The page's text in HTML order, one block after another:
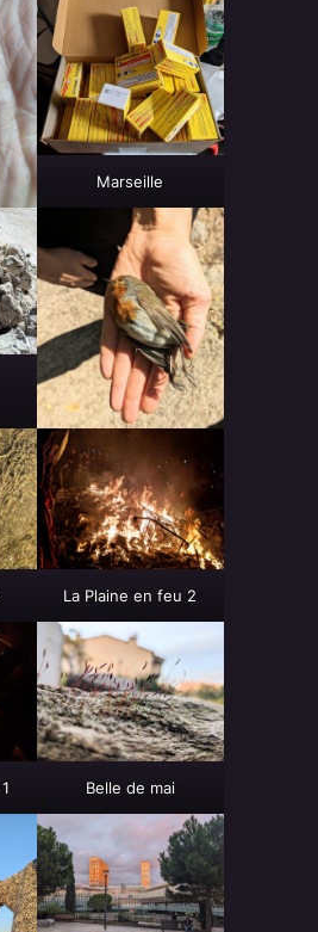
Marseille
La Plaine en feu 2
Belle de mai